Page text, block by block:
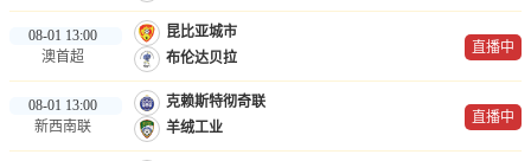
08-01 13:00
澳首超
昆比亚城市
布伦达贝拉
直播中
08-01 13:00
新西南联
克赖斯特彻奇联
羊绒工业
直播中